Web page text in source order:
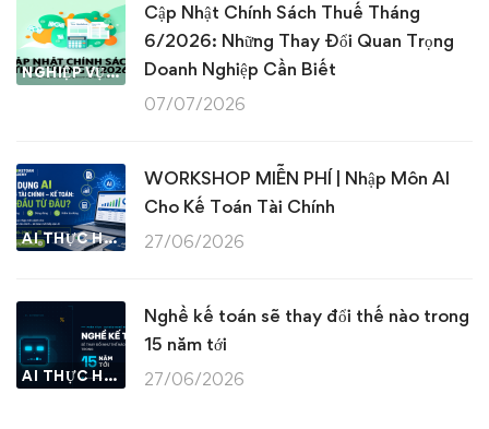
NGHIỆP VỤ KẾ TOÁN & THUẾ
Cập Nhật Chính Sách Thuế Tháng
6/2026: Những Thay Đổi Quan Trọng
Doanh Nghiệp Cần Biết
07/07/2026
AI THỰC HÀNH
WORKSHOP MIỄN PHÍ | Nhập Môn AI
Cho Kế Toán Tài Chính
27/06/2026
AI THỰC HÀNH
Nghề kế toán sẽ thay đổi thế nào trong
15 năm tới
27/06/2026